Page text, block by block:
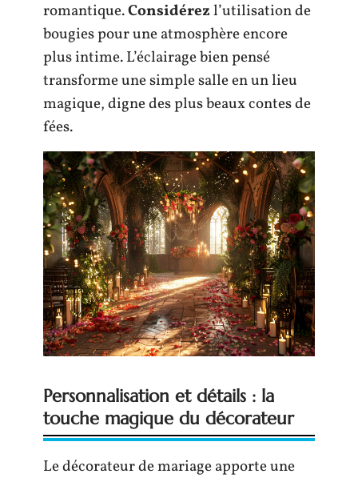
romantique.Considérezl’utilisation de
bougies pour une atmosphère encore
plus intime. L’éclairage bien pensé
transforme une simple salle en un lieu
magique, digne des plus beaux contes de
fées.
Personnalisation et détails : la
touche magique du décorateur
Le décorateur de mariage apporte une